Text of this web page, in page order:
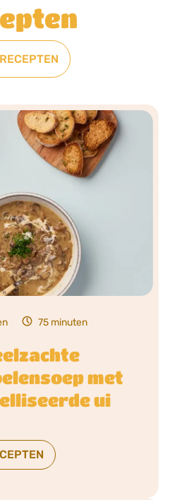
75 minuten
met
ui